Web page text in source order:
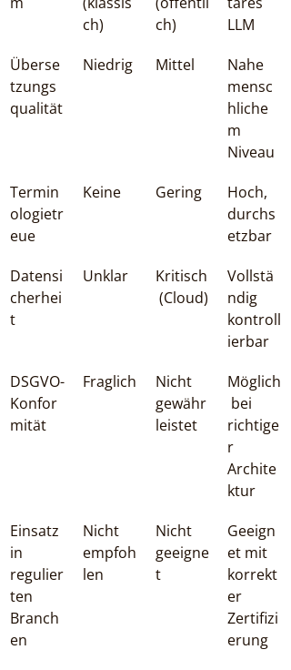
ch)
ch)
LLM
Überse
tzungs
qualität
Niedrig Mittel
Nahe
mensc
hliche
m
Niveau
Termin
ologietr
eue
Keine Gering
Hoch,
durchs
etzbar
Datensi
cherhei
t
Unklar
Kritisch
(Cloud)
Vollstä
ndig
kontroll
ierbar
DSGVO-
Konfor
mität
Fraglich
Nicht
gewähr
leistet
Möglich
bei
richtige
r
Archite
ktur
Einsatz
in
regulier
ten
Branch
en
Nicht
empfoh
len
Nicht
geeigne
t
Geeign
et mit
korrekt
er
Zertifizi
erung